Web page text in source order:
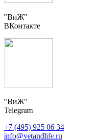
"ВиЖ"
ВКонтакте
"ВиЖ"
Telegram
+7 (495) 925 06 34
info@vetandlife.ru